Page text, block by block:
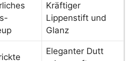
Kräftiger
Lippenstift und
Glanz
Eleganter Dutt